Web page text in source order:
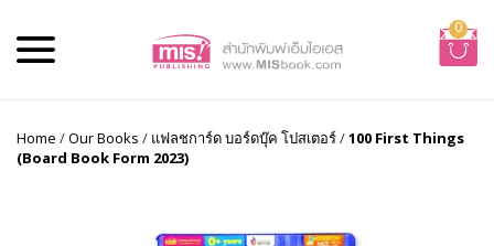
0
Home /Our Books / แฟลชการ์ด บอร์ดบุ๊ค โปสเตอร์/100 First Things
(Board Book Form 2023)